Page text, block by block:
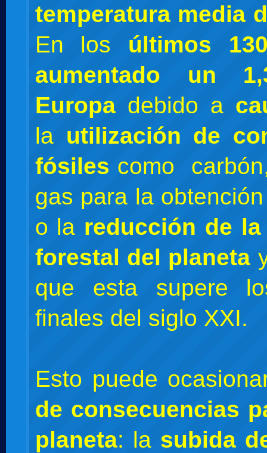
temperatura media
En los últimos
aumentado un
Europadebido a
la utilización de
fósiles como
gas para la
o la reducción de
forestal del planeta
que esta supere
finales del siglo XXI.
Esto puede
de consecuencias
planeta: la subida